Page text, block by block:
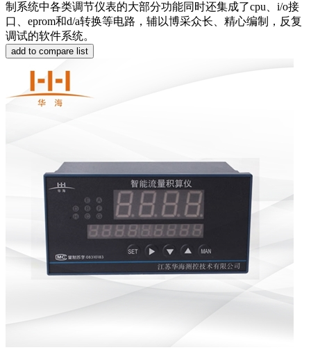
制系统中各类调节仪表的大部分功能同时还集成了cpu、i/o接
口、eprom和d/a转换等电路，辅以博采众长、精心编制，反复
调试的软件系统。